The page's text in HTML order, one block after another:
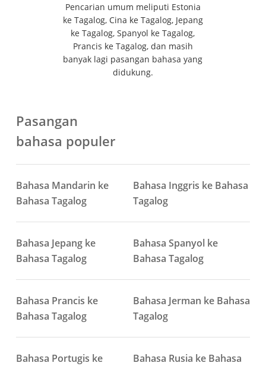
Pencarian umum meliputi Estonia
ke Tagalog, Cina ke Tagalog, Jepang
ke Tagalog, Spanyol ke Tagalog,
Prancis ke Tagalog, dan masih
banyak lagi pasangan bahasa yang
didukung.
Pasangan
bahasa populer
Bahasa Mandarin ke
Bahasa Tagalog
Bahasa Inggris ke Bahasa
Tagalog
Bahasa Jepang ke
Bahasa Tagalog
Bahasa Spanyol ke
Bahasa Tagalog
Bahasa Prancis ke
Bahasa Tagalog
Bahasa Jerman ke Bahasa
Tagalog
Bahasa Portugis ke
Bahasa Rusia ke Bahasa